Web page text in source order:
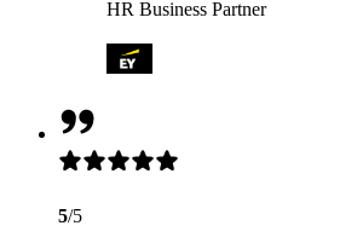
HR Business Partner
5/5